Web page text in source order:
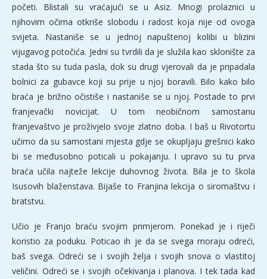
početi. Blistali su vraćajući se u Asiz. Mnogi prolaznici u
njihovim očima otkriše slobodu i radost koja nije od ovoga
svijeta. Nastaniše se u jednoj napuštenoj kolibi u blizini
vijugavog potočića. Jedni su tvrdili da je služila kao sklonište za
stada što su tuda pasla, dok su drugi vjerovali da je pripadala
bolnici za gubavce koji su prije u njoj boravili. Bilo kako bilo
braća je brižno očistiše i nastaniše se u njoj. Postade to prvi
franjevački novicijat. U tom neobičnom samostanu
franjevaštvo je proživjelo svoje zlatno doba. I baš u Rivotortu
učimo da su samostani mjesta gdje se okupljaju grešnici kako
bi se međusobno poticali u pokajanju. I upravo su tu prva
braća učila najteže lekcije duhovnog života. Bila je to škola
Isusovih blaženstava. Bijaše to Franjina lekcija o siromaštvu i
bratstvu.
Učio je Franjo braću svojim primjerom. Ponekad je i riječi
koristio za poduku. Poticao ih je da se svega moraju odreći,
baš svega. Odreći se i svojih želja i svojih snova o vlastitoj
veličini. Odreći se i svojih očekivanja i planova. I tek tada kad